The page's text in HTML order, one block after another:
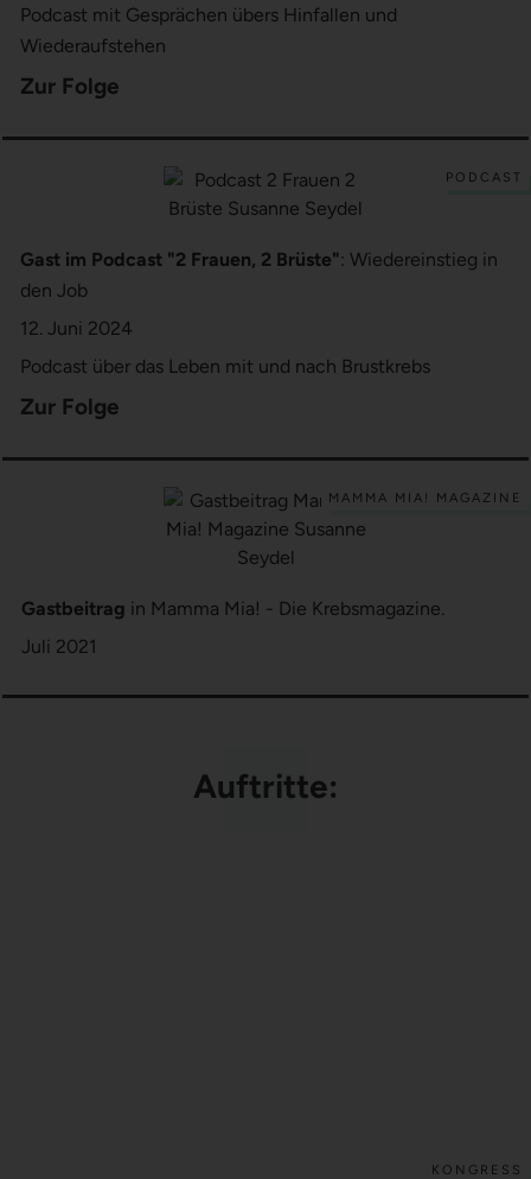
Podcast mit Gesprächen übers Hinfallen und
Wiederaufstehen
Zur Folge
PODCAST
PODCAST
Gast im Podcast "2 Frauen, 2 Brüste": Wiedereinstieg in
den Job
12. Juni 2024
Podcast über das Leben mit und nach Brustkrebs
Zur Folge
MAMMA MIA! MAGAZINE
Gastbeitrag in Mamma Mia! - Die Krebsmagazine.
Juli 2021
Auftritte:
KONGRESS